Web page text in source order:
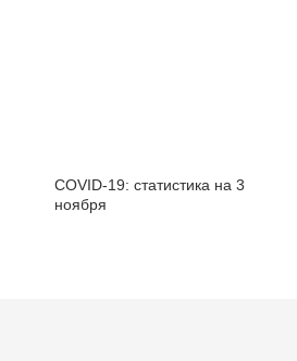
COVID-19: статистика на 3
ноября